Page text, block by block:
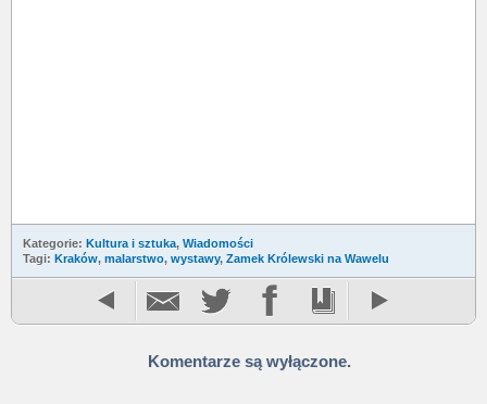
Kategorie: Kultura i sztuka, Wiadomości
Tagi: Kraków, malarstwo, wystawy, Zamek Królewski na Wawelu
Komentarze są wyłączone.